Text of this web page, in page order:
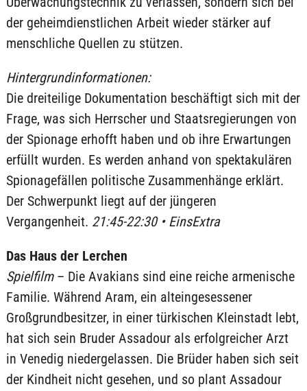
der geheimdienstlichen Arbeit wieder stärker auf
menschliche Quellen zu stützen.
Hintergrundinformationen:
Die dreiteilige Dokumentation beschäftigt sich mit der
Frage, was sich Herrscher und Staatsregierungen von
der Spionage erhofft haben und ob ihre Erwartungen
erfüllt wurden. Es werden anhand von spektakulären
Spionagefällen politische Zusammenhänge erklärt.
Der Schwerpunkt liegt auf der jüngeren
Vergangenheit. 21:45-22:30 • EinsExtra
Das Haus der Lerchen
Spielfilm – Die Avakians sind eine reiche armenische
Familie. Während Aram, ein alteingesessener
Großgrundbesitzer, in einer türkischen Kleinstadt lebt,
hat sich sein Bruder Assadour als erfolgreicher Arzt
in Venedig niedergelassen. Die Brüder haben sich seit
der Kindheit nicht gesehen, und so plant Assadour